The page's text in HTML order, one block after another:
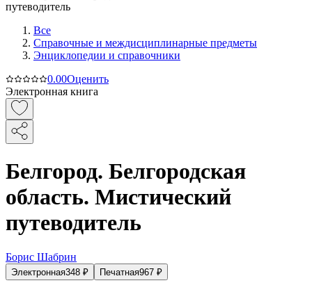
Все
Справочные и междисциплинарные предметы
Энциклопедии и справочники
0.00Оценить
Электронная книга
Белгород. Белгородская
область. Мистический
путеводитель
Борис Шабрин
Электронная348 ₽ Печатная967 ₽